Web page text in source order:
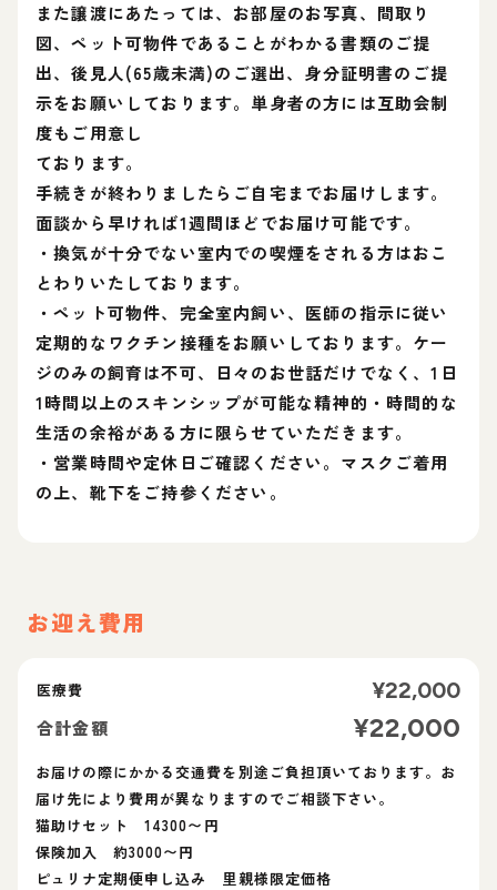
また譲渡にあたっては、お部屋のお写真、間取り
図、ペット可物件であることがわかる書類のご提
出、後見人(65歳未満)のご選出、身分証明書のご提
示をお願いしております。単身者の方には互助会制
度もご用意し
ております。
手続きが終わりましたらご自宅までお届けします。
面談から早ければ1週間ほどでお届け可能です。
・換気が十分でない室内での喫煙をされる方はおこ
とわりいたしております。
・ペット可物件、完全室内飼い、医師の指示に従い
定期的なワクチン接種をお願いしております。ケー
ジのみの飼育は不可、日々のお世話だけでなく、1日
1時間以上のスキンシップが可能な精神的・時間的な
生活の余裕がある方に限らせていただきます。
・営業時間や定休日ご確認ください。マスクご着用
の上、靴下をご持参ください。
お迎え費用
医療費 ¥22,000
合計金額 ¥22,000
お届けの際にかかる交通費を別途ご負担頂いております。お
届け先により費用が異なりますのでご相談下さい。
猫助けセット 14300〜円
保険加入 約3000〜円
ピュリナ定期便申し込み 里親様限定価格